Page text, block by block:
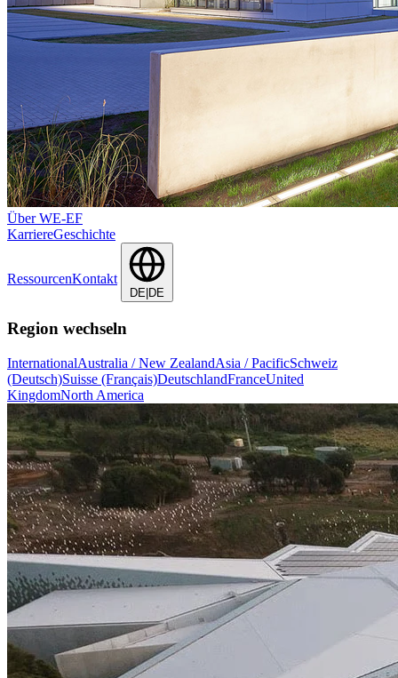
Über WE-EF
KarriereGeschichte
RessourcenKontakt
DE|DE
Region wechseln
InternationalAustralia / New ZealandAsia / PacificSchweiz
(Deutsch)Suisse (Français)DeutschlandFranceUnited
KingdomNorth America